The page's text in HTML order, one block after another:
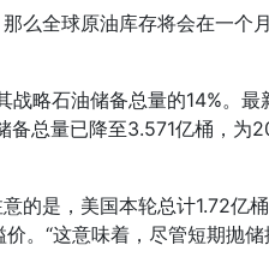
么全球原油库存将会在一个
略石油储备总量的14%。最
总量已降至3.571亿桶，为
的是，美国本轮总计1.72亿
。“这意味着，尽管短期抛